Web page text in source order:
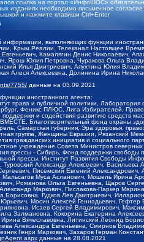
ссылка на портал «ИнфоШОС»
изданиях необходимо письменное
и нажмите клавиши Ctrl+Enter
информации, выполняющих функции
Крым.Реалии, Телеканал Настоящее
Камалягин Денис Николаевич,
Ярош Юлия Петровна, Чуракова Ольга
Илья Дмитриевич, Апухтина Юлия
Алеся Алексеевна, Долинина Ирина
7755/ данные на 03.09.2021
иностранного агента:
права и публичной политики,
Феникс ПЛЮС, Лига Избирателей,
и содействия развитию средств
Благотворительный фонд охраны
Самарская губерния, Эра здоровья,
группа, Женщины Евразии, Рязанский
гражданских инициатив и социального
Совета Министров северных
прессы - Сибирь, Фонд поддержки
прессы, Институт Развития Свободы
Александр Алексеевич,
Писемский Евгений
Мальсагов Муса Асланович, Мошель Ирина
Романова Ольга Евгеньевна, Щаров
Маркович, Пислакова-Паркер
Борисовна, Гудков Лев Дмитриевич,
Мосин Алексей Геннадьевич,
Исаев Сергей Владимирович,
Залмановна, Кокорина Екатерина
Вячеславовна, Литинский Леонид
Александра Евгеньевна, Смирнов
Генри Маркович, Захаров Герман
данные на 28.08.2021